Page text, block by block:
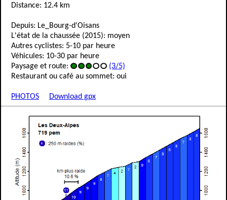
Distance: 12.4 km
Depuis: Le_Bourg-d'Oisans
L'état de la chaussée (2015): moyen
Autres cyclistes: 5-10 par heure
Véhicules: 10-30 par heure
Paysage et route:
(3/5)
Restaurant ou café au sommet: oui
PHOTOS Download gpx